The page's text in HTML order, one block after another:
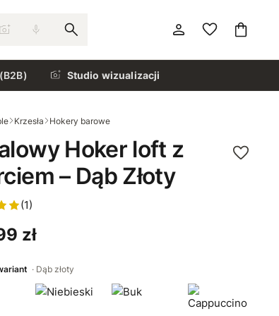
Studio wizualizacji
Krzesła Hokery barowe
Hoker loft z
– Dąb Złoty
(1)
zł
Dąb złoty